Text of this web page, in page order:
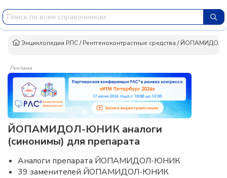
Энциклопедия РЛС/Рентгеноконтрастные средства /
Реклама
ЙОПАМИДОЛ-ЮНИК аналоги
(синонимы) для препарата
Аналоги препарата ЙОПАМИДОЛ-ЮНИК
39 заменителей ЙОПАМИДОЛ-ЮНИК